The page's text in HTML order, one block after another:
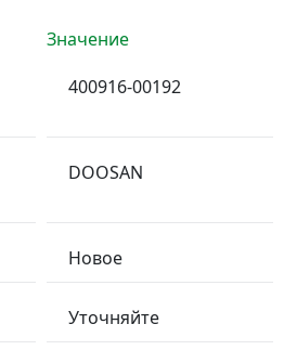
Значение
400916-00192
DOOSAN
Новое
Уточняйте